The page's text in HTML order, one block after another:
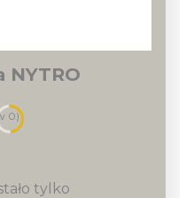
NYTRO
0)
tylko